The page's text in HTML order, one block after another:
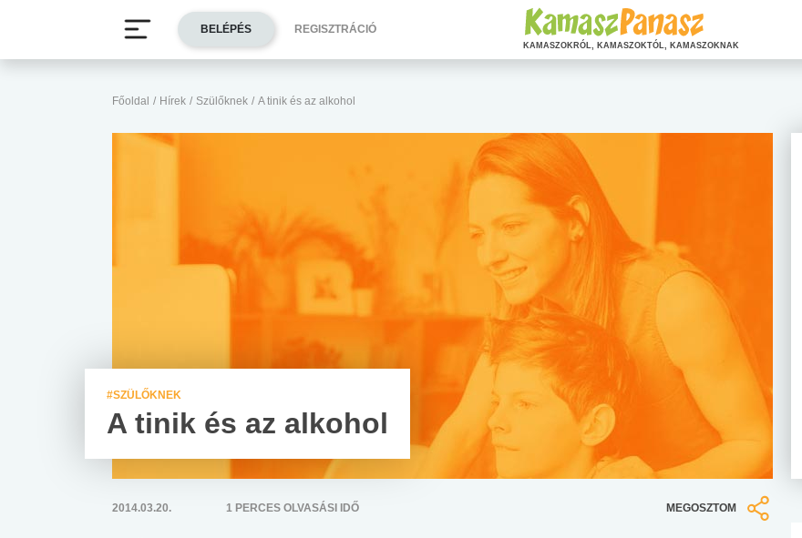
Főoldal / Hírek / Szülőknek / A tinik és az alkohol
#SZÜLŐKNEK
A tinik és az alkohol
2014.03.20. 1 PERCES OLVASÁSI IDŐ MEGOSZTOM
BELÉPÉS REGISZTRÁCIÓ
KAMASZOKRÓL, KAMASZOKTÓL, KAMASZOKNAK